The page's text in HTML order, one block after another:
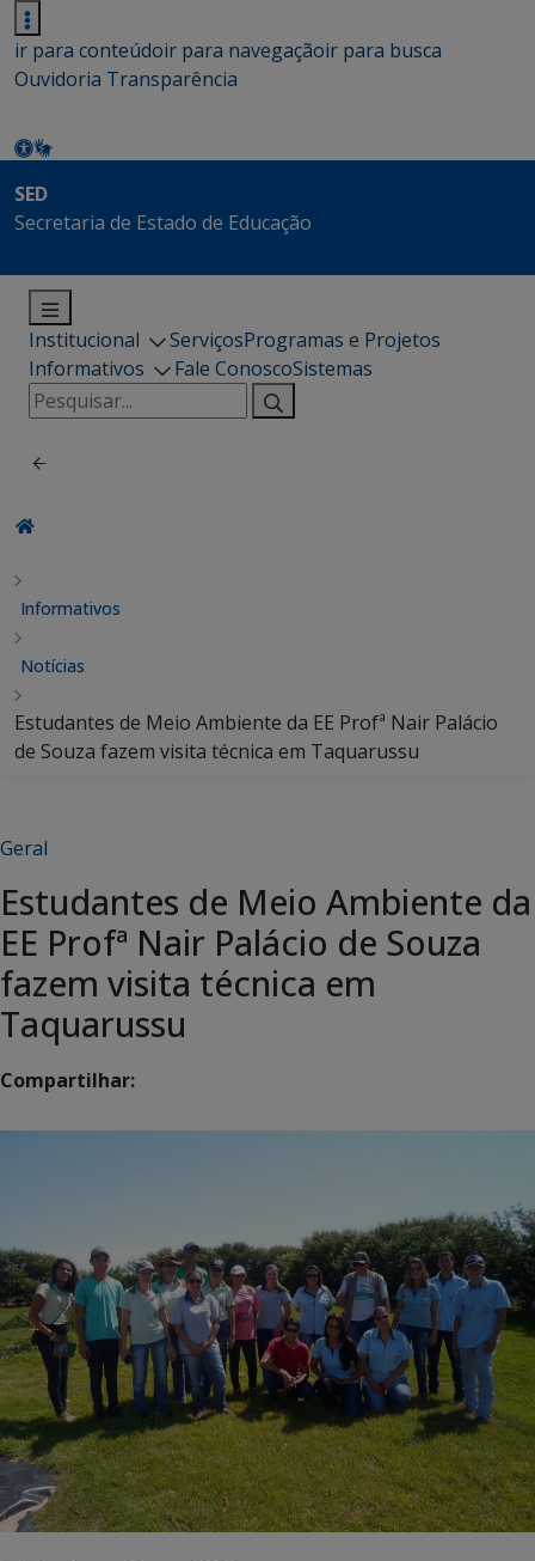
ir para conteúdoir para navegaçãoir para busca
Ouvidoria Transparência
SED
Secretaria de Estado de Educação
Institucional ServiçosProgramas e Projetos
Informativos
Fale ConoscoSistemas
Pesquisar
por:
Informativos
Notícias
Estudantes de Meio Ambiente da EE Profª Nair Palácio
de Souza fazem visita técnica em Taquarussu
Geral
Estudantes de Meio Ambiente da
EE Profª Nair Palácio de Souza
fazem visita técnica em
Taquarussu
Compartilhar: